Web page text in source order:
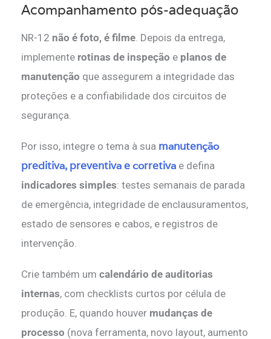
Acompanhamento pós-adequação
NR-12 não é foto, é filme . Depois da entrega,
implemente rotinas de inspeção e planos de
manutenção que assegurem a integridade das
proteções e a confiabilidade dos circuitos de
segurança.
Por isso, integre o tema à sua manutenção
preditiva, preventiva e corretiva e defina
indicadores simples: testes semanais de parada
de emergência, integridade de enclausuramentos,
estado de sensores e cabos, e registros de
intervenção.
Crie também um calendário de auditorias
internas, com checklists curtos por célula de
produção. E, quando houver mudanças de
processo (nova ferramenta, novo layout, aumento